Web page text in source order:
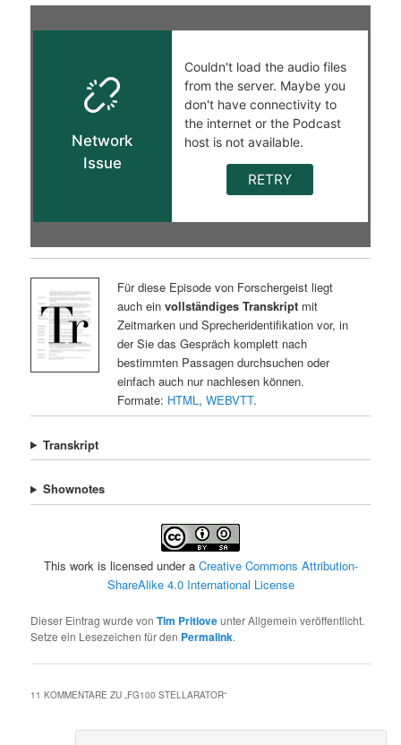
Für diese Episode von Forschergeist liegt
auch ein vollständiges Transkriptmit
Zeitmarken und Sprecheridentifikation vor, in
der Sie das Gespräch komplett nach
bestimmten Passagen durchsuchen oder
einfach auch nur nachlesen können.
Formate: HTML, WEBVTT.
Transkript
Shownotes
This work is licensed under a Creative Commons Attribution-
ShareAlike 4.0 International License
Dieser Eintrag wurde vonTim Pritloveunter Allgemein veröffentlicht.
Setze ein Lesezeichen für den Permalink.
11 KOMMENTARE ZU „FG100 STELLARATOR“